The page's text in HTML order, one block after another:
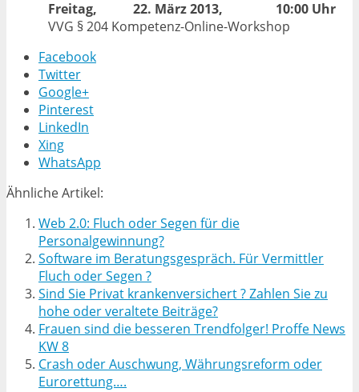
Freitag,
22. März 2013,
10:00 Uhr
VVG § 204 Kompetenz-Online-Workshop
Facebook
Twitter
Google+
Pinterest
LinkedIn
Xing
WhatsApp
Ähnliche Artikel:
Web 2.0: Fluch oder Segen für die
Personalgewinnung?
Software im Beratungsgespräch. Für Vermittler
Fluch oder Segen ?
Sind Sie Privat krankenversichert ? Zahlen Sie zu
hohe oder veraltete Beiträge?
Frauen sind die besseren Trendfolger! Proffe News
KW 8
Crash oder Auschwung, Währungsreform oder
Eurorettung….